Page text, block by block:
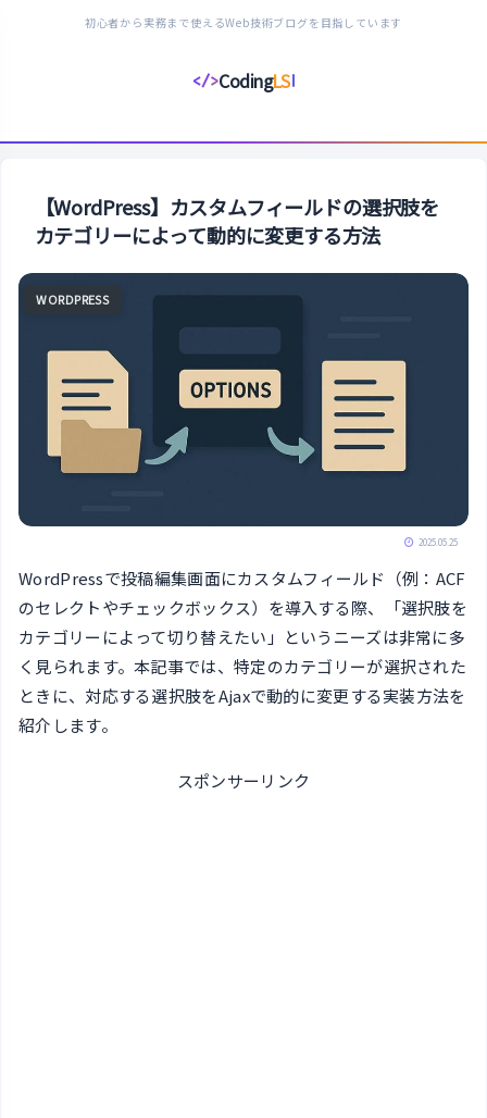
初心者から実務まで使えるWeb技術ブログを目指しています
</>CodingLS
コ
デ
ン
グ
タ
イ
【WordPress】カスタムフィールドの選択肢を
カテゴリーによって動的に変更する方法
WORDPRESS
2025.05.25
WordPressで投稿編集画面にカスタムフィールド（例：ACF
のセレクトやチェックボックス）を導入する際、「選択肢を
カテゴリーによって切り替えたい」というニーズは非常に多
く見られます。本記事では、特定のカテゴリーが選択された
ときに、対応する選択肢をAjaxで動的に変更する実装方法を
紹介します。
スポンサーリンク